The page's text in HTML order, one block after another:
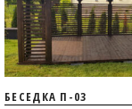
БЕСЕДКА П-03